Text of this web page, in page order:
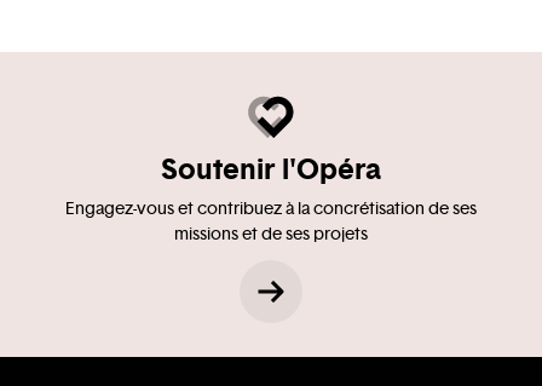
Soutenir l'Opéra
Engagez-vous et contribuez à la concrétisation de ses
missions et de ses projets